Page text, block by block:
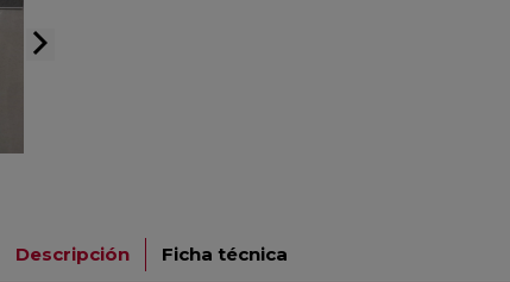
arrow_forward_ios
Descripción Ficha técnica